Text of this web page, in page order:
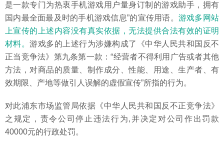
是一款专门为热衷手机游戏用户量身订制的游戏助手，拥有
国内最全面最及时的手机游戏信息”的宣传用语。 游戏多网站
上宣传的上述内容没有真实依据，无法提供合法有效的证明
材料。游戏多的上述行为涉嫌构成了《中华人民共和国反不
正当竞争法》第九条第一款：“经营者不得利用广告或者其他
方法，对商品的质量、制作成分、性能、用途、生产者、有
效期限、产地等做引人误解的虚假宣传”所指的行为。
对此浦东市场监管局依据《中华人民共和国反不正竞争法》
之规定，责令公司停止违法行为,并决定对公司作出罚款
40000元的行政处罚。